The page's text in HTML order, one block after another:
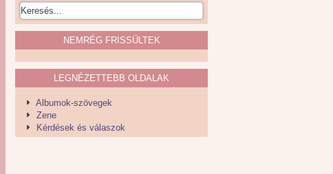
NEMRÉG FRISSÜLTEK
LEGNÉZETTEBB OLDALAK
Albumok-szövegek
Zene
Kérdések és válaszok